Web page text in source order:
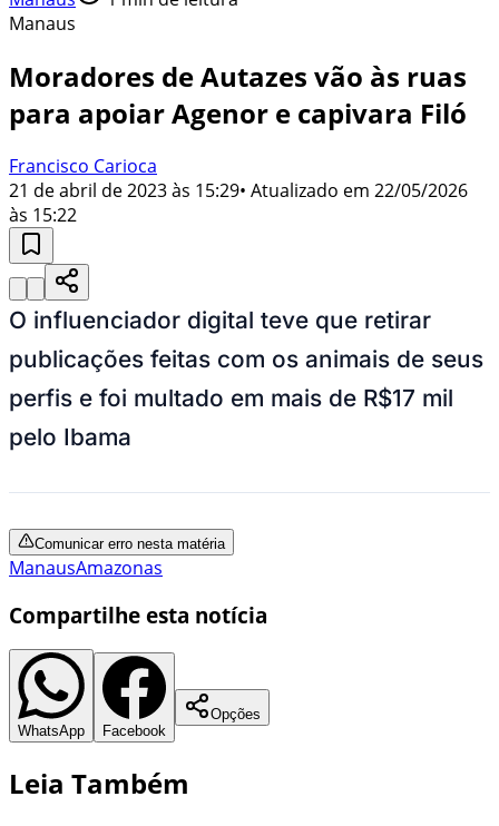
Manaus
Moradores de Autazes vão às ruas
para apoiar Agenor e capivara Filó
Francisco Carioca
21 de abril de 2023 às 15:29• Atualizado em 22/05/2026
às 15:22
O influenciador digital teve que retirar
publicações feitas com os animais de seus
perfis e foi multado em mais de R$17 mil
pelo Ibama
Comunicar erro nesta matéria
ManausAmazonas
Compartilhe esta notícia
WhatsApp Facebook
Opções
Leia Também